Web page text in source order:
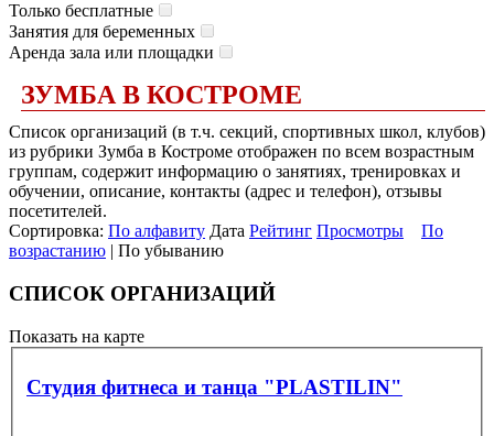
Только бесплатные
Занятия для беременных
Аренда зала или площадки
ЗУМБА В КОСТРОМЕ
Список организаций (в т.ч. секций, спортивных школ, клубов)
из рубрики Зумба в Костроме отображен по всем возрастным
группам, содержит информацию о занятиях, тренировках и
обучении, описание, контакты (адрес и телефон), отзывы
посетителей.
Сортировка: По алфавиту Дата Рейтинг Просмотры
По
возрастанию | По убыванию
СПИСОК ОРГАНИЗАЦИЙ
Показать на карте
Студия фитнеса и танца "PLASTILIN"